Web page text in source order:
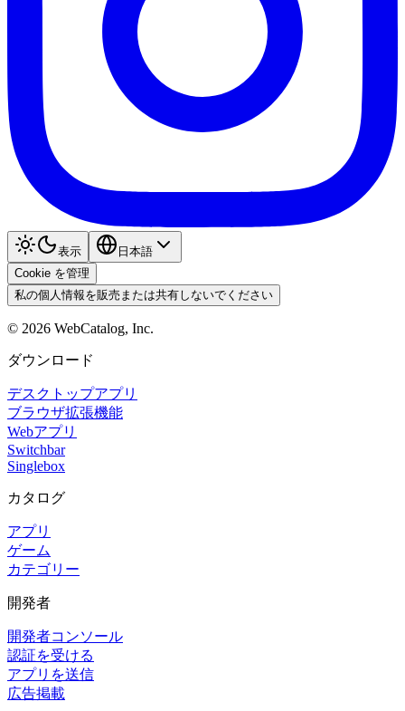
表示
日本語
Cookie を管理
私の個人情報を販売または共有しないでください
© 2026 WebCatalog, Inc.
ダウンロード
デスクトップアプリ
ブラウザ拡張機能
Webアプリ
Switchbar
Singlebox
カタログ
アプリ
ゲーム
カテゴリー
開発者
開発者コンソール
認証を受ける
アプリを送信
広告掲載